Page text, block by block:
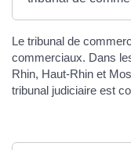
Le tribunal de
commerciaux. Dans
Rhin, Haut-Rhin et
tribunal judiciaire est